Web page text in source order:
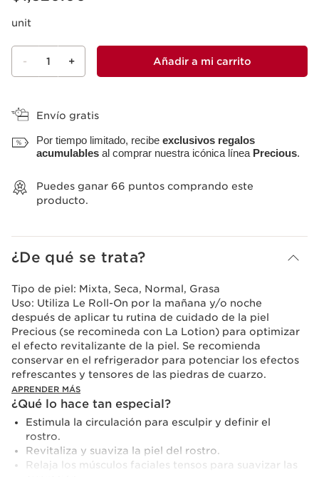
unit
- 1 + Añadir a mi carrito
Envío gratis
Por tiempo limitado, recibe exclusivos regalos
acumulables al comprar nuestra icónica línea Precious.
Puedes ganar 66 puntos comprando este
producto.
¿De qué se trata?
Tipo de piel: Mixta, Seca, Normal, Grasa
Uso: Utiliza Le Roll-On por la mañana y/o noche
después de aplicar tu rutina de cuidado de la piel
Precious (se recomineda con La Lotion) para optimizar
el efecto revitalizante de la piel. Se recomienda
conservar en el refrigerador para potenciar los efectos
refrescantes y tensores de las piedras de cuarzo.
APRENDER MÁS
¿Qué lo hace tan especial?
Estimula la circulación para esculpir y definir el
rostro.
Revitaliza y suaviza la piel del rostro.
Relaja los músculos faciales tensos para suavizar las